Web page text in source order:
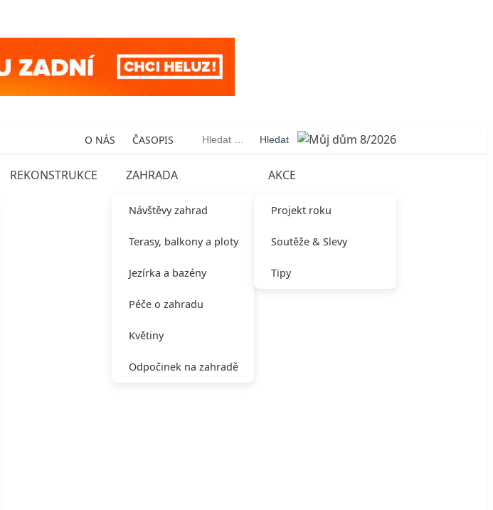
O NÁS ČASOPIS Vyhledávání
REKONSTRUKCE ZAHRADA
Návštěvy zahrad
Terasy, balkony a ploty
Jezírka a bazény
Péče o zahradu
Květiny
Odpočinek na zahradě
AKCE
Projekt roku
Soutěže & Slevy
Tipy